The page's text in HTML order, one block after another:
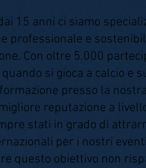
15 anni ci siamo
professionale e
Con oltre 5.000
si gioca a calcio e
presso la
reputazione a
stati in grado di
per i nostri
questo obiettivo non